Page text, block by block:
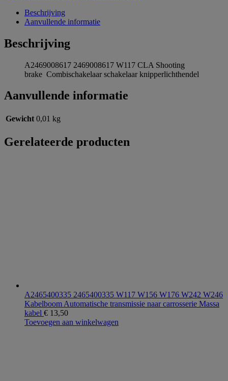
Beschrijving
Aanvullende informatie
Beschrijving
A2469008617 2469008617 W117 CLA Shooting
brake Combischakelaar schakelaar knipperlichthendel
Aanvullende informatie
Gewicht 0,01 kg
Gerelateerde producten
A2465400335 2465400335 W117 W156 W176 W242 W246
Kabelboom Automatische transmissie naar carrosserie Massa
kabel € 13,50
Toevoegen aan winkelwagen